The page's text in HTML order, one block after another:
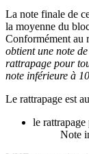
La note finale de
la moyenne du
Conformément au
obtient une note
rattrapage pour
note inférieure à
Le rattrapage est
le
Note